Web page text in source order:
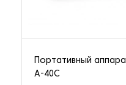
Портативный
A-40C